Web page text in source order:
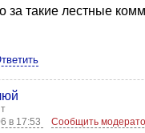
за такие лестные
в 17:53
Сообщить